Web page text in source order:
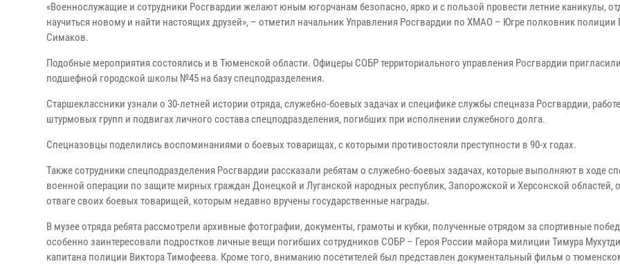
«Военнослужащие и сотрудники Росгвардии желают юным югорчанам безопасно, ярко и с пользой провести летние каникулы,
научиться новому и найти настоящих друзей», – отметил начальник Управления Росгвардии по ХМАО – Югре полковник полиции
Симаков.
Подобные мероприятия состоялись и в Тюменской области. Офицеры СОБР территориального управления Росгвардии
подшефной городской школы №45 на базу спецподразделения.
Старшеклассники узнали о 30-летней истории отряда, служебно-боевых задачах и специфике службы спецназа Росгвардии, работе
штурмовых групп и подвигах личного состава спецподразделения, погибших при исполнении служебного долга.
Спецназовцы поделились воспоминаниями о боевых товарищах, с которыми противостояли преступности в 90-х годах.
Также сотрудники спецподразделения Росгвардии рассказали ребятам о служебно-боевых задачах, которые выполняют в ходе
военной операции по защите мирных граждан Донецкой и Луганской народных республик, Запорожской и Херсонской областей,
отваге своих боевых товарищей, которым недавно вручены государственные награды.
В музее отряда ребята рассмотрели архивные фотографии, документы, грамоты и кубки, полученные отрядом за спортивные
особенно заинтересовали подростков личные вещи погибших сотрудников СОБР – Героя России майора милиции Тимура
капитана полиции Виктора Тимофеева. Кроме того, вниманию посетителей был представлен документальный фильм о